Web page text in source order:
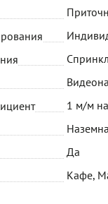
1 м/м
Да
Кафе,